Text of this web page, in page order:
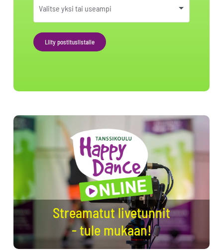
Liity postituslistalle
Streamatut livetunnit
- tule mukaan!